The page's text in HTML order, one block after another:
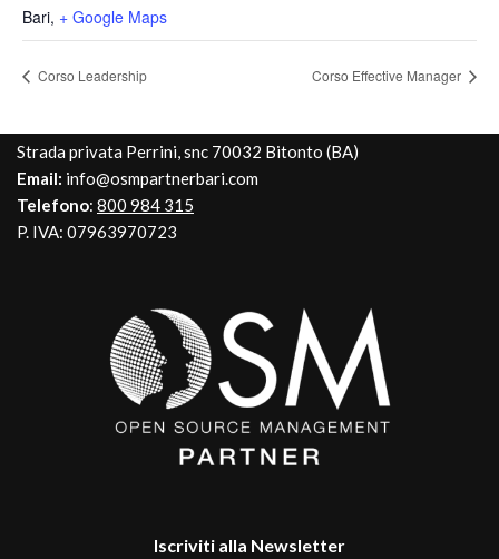
Bari, + Google Maps
Corso Leadership Corso Effective Manager
Strada privata Perrini, snc 70032 Bitonto (BA)
Email: info@osmpartnerbari.com
Telefono: 800 984 315
P. IVA: 07963970723
Iscriviti alla Newsletter